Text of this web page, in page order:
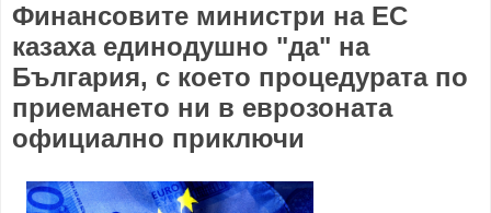
Финансовите министри на ЕС
казаха единодушно "да" на
България, с което процедурата по
приемането ни в еврозоната
официално приключи